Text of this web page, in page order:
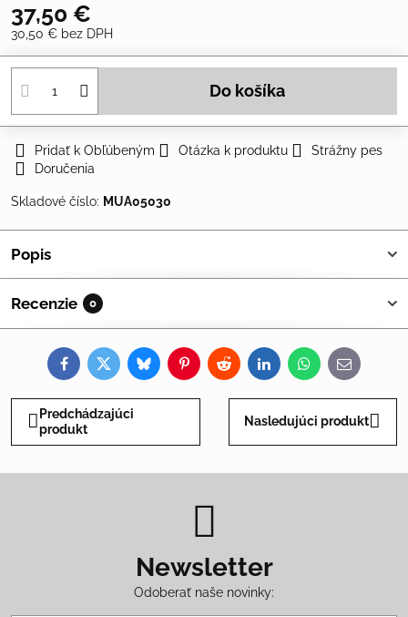
37,50 €
30,50 € bez DPH
Do košíka
Pridať k Obľúbeným Otázka k produktu
Strážny pes
Doručenia
Skladové číslo: MUA05030
Popis
Recenzie 0
FacebookTwitterBlueskyPinterestRedditLinkedInWhatsApp
E-
mail
Predchádzajúci
produkt
Nasledujúci produkt
Newsletter
Odoberať naše novinky: